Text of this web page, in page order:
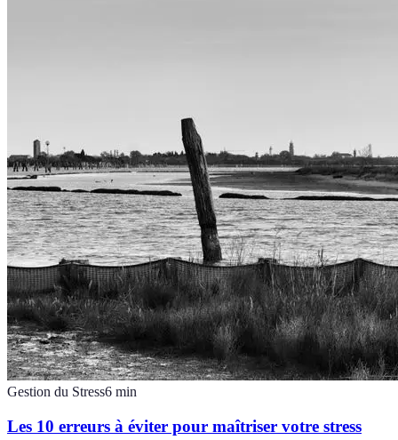
Gestion du Stress6 min
Les 10 erreurs à éviter pour maîtriser votre stress